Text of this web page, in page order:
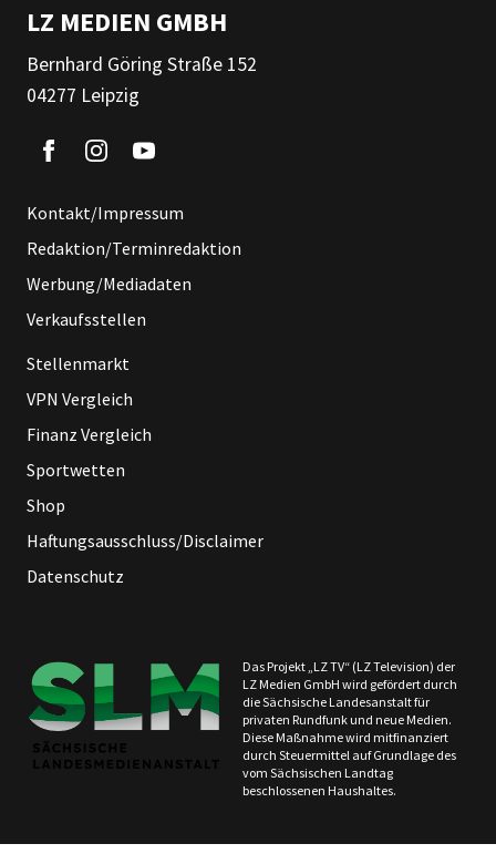
LZ MEDIEN GMBH
Bernhard Göring Straße 152
04277 Leipzig
Kontakt/Impressum
Redaktion/Terminredaktion
Werbung/Mediadaten
Verkaufsstellen
Stellenmarkt
VPN Vergleich
Finanz Vergleich
Sportwetten
Shop
Haftungsausschluss/Disclaimer
Datenschutz
Das Projekt „LZ TV“ (LZ Television) der
LZ Medien GmbH wird gefördert durch
die Sächsische Landesanstalt für
privaten Rundfunk und neue Medien.
Diese Maßnahme wird mitfinanziert
durch Steuermittel auf Grundlage des
vom Sächsischen Landtag
beschlossenen Haushaltes.